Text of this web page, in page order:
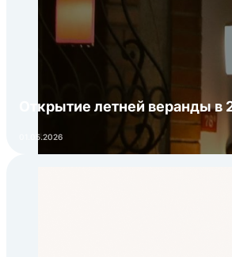
Открытие летней веранды в
01.05.2026